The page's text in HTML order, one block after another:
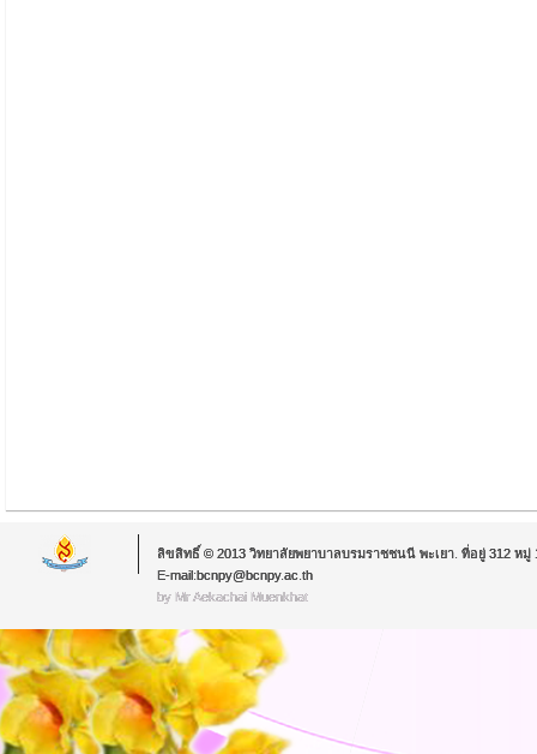
ลิขสิทธิ์ © 2013 วิทยาลัยพยาบาลบรมราชชนนี พะเยา. ที่อยู่ 312 หมู่
E-mail:bcnpy@bcnpy.ac.th
by Mr.Aekachai Muenkhat